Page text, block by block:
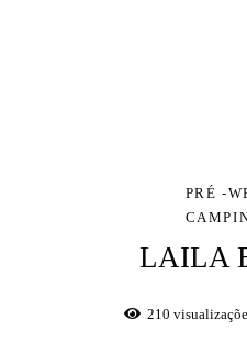
PRÉ -
LAILA
210